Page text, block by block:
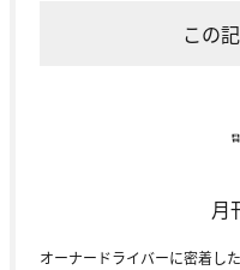
この
月
オーナードライバーに密着し